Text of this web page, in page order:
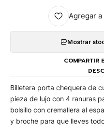
Agregar
Mostrar
COMPARTIR
Billetera porta chequera de
pieza de lujo con 4 ranuras
bolsillo con cremallera al
y broche para que lleves